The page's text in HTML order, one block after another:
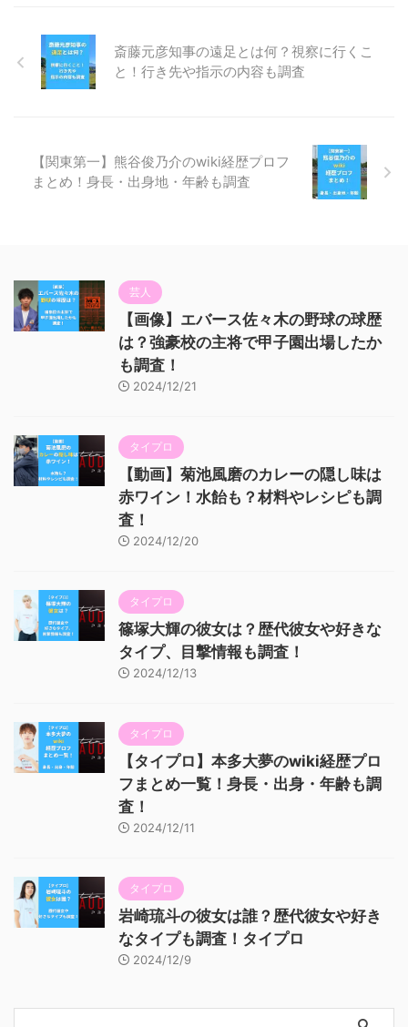
斎藤元彦知事の遠足とは何？視察に行くこ
と！行き先や指示の内容も調査
【関東第一】熊谷俊乃介のwiki経歴プロフ
まとめ！身長・出身地・年齢も調査
芸人
【画像】エバース佐々木の野球の球歴
は？強豪校の主将で甲子園出場したか
も調査！
2024/12/21
タイプロ
【動画】菊池風磨のカレーの隠し味は
赤ワイン！水飴も？材料やレシピも調
査！
2024/12/20
タイプロ
篠塚大輝の彼女は？歴代彼女や好きな
タイプ、目撃情報も調査！
2024/12/13
タイプロ
【タイプロ】本多大夢のwiki経歴プロ
フまとめ一覧！身長・出身・年齢も調
査！
2024/12/11
タイプロ
岩崎琉斗の彼女は誰？歴代彼女や好き
なタイプも調査！タイプロ
2024/12/9